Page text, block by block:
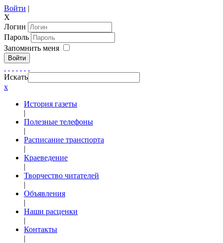
Войти |
X
Логин
Пароль
Запомнить меня
Войти
Искать
x
История газеты
|
Полезные телефоны
|
Расписание транспорта
|
Краеведение
|
Творчество читателей
|
Объявления
|
Наши расценки
|
Контакты
|